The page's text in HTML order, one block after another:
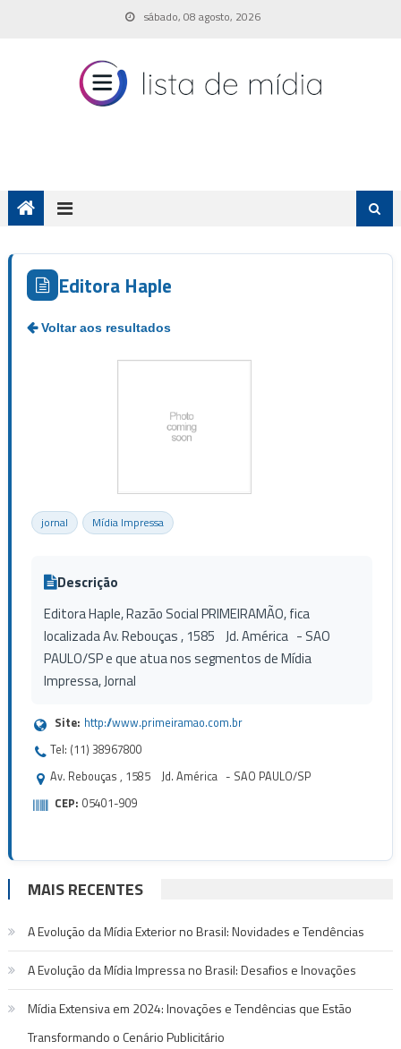
sábado, 08 agosto, 2026
Editora Haple
jornal Mídia Impressa
Descrição
Editora Haple, Razão Social PRIMEIRAMÃO, fica
localizada Av. Rebouças , 1585 Jd. América - SAO
PAULO/SP e que atua nos segmentos de Mídia
Impressa, Jornal
Site: http://www.primeiramao.com.br
Tel: (11) 38967800
Av. Rebouças , 1585 Jd. América - SAO PAULO/SP
CEP: 05401-909
MAIS RECENTES
A Evolução da Mídia Exterior no Brasil: Novidades e Tendências
A Evolução da Mídia Impressa no Brasil: Desafios e Inovações
Mídia Extensiva em 2024: Inovações e Tendências que Estão
Transformando o Cenário Publicitário